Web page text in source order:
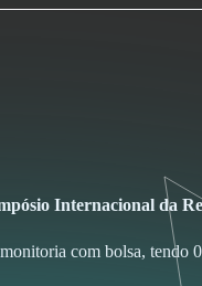
Internacional da
com bolsa, tendo